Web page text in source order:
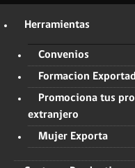
Herramientas
Convenios
Formacion
Promociona tus
extranjero
Mujer Exporta